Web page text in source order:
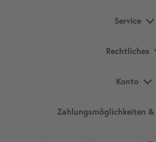
Service
Rechtliches
Konto
Zahlungsmöglichkeiten &